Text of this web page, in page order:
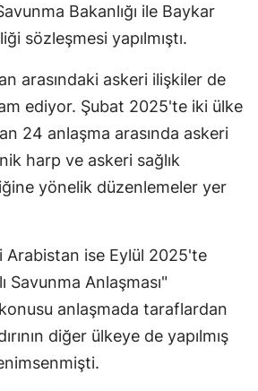
Bakanlığı ile Baykar
sözleşmesi yapılmıştı.
arasındaki askeri ilişkiler de
ediyor. Şubat 2025'te iki ülke
24 anlaşma arasında askeri
harp ve askeri sağlık
yönelik düzenlemeler yer
Arabistan ise Eylül 2025'te
Savunma Anlaşması"
konusu anlaşmada taraflardan
diğer ülkeye de yapılmış